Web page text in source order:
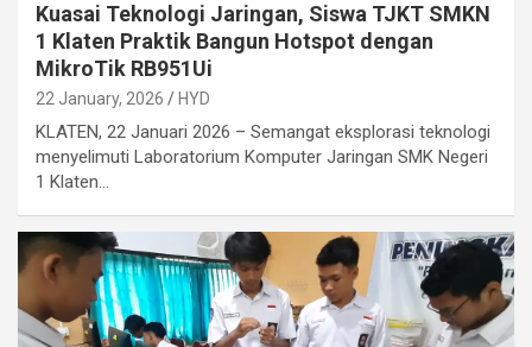
Kuasai Teknologi Jaringan, Siswa TJKT SMKN
1 Klaten Praktik Bangun Hotspot dengan
MikroTik RB951Ui
22 January, 2026 HYD
KLATEN, 22 Januari 2026 – Semangat eksplorasi teknologi
menyelimuti Laboratorium Komputer Jaringan SMK Negeri
1 Klaten…